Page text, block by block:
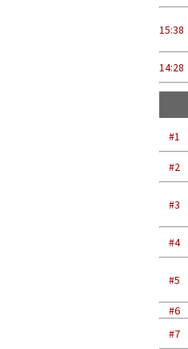
15:38
14:28
#1
#2
#3
#4
#5
#6
#7